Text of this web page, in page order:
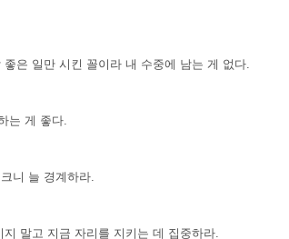
은 일만 시킨 꼴이라 내 수중에 남는 게 없다.
는 게 좋다.
니 늘 경계하라.
말고 지금 자리를 지키는 데 집중하라.